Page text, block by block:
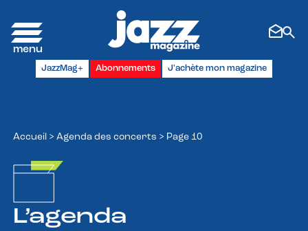
JazzMag+ Abonnements J'achète mon magazine
Accueil > Agenda des concerts > Page 10
L’agenda